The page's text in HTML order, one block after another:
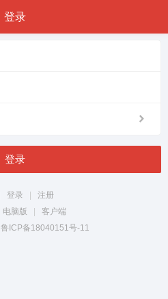
登录
登录
登录
注册
电脑版
客户端
鲁ICP备18040151号-11